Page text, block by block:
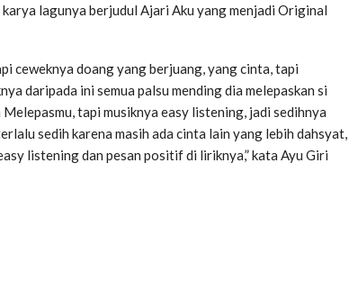
lagunya berjudul Ajari Aku yang menjadi Original
ceweknya doang yang berjuang, yang cinta, tapi
daripada ini semua palsu mending dia melepaskan si
tapi musiknya easy listening, jadi sedihnya
sedih karena masih ada cinta lain yang lebih dahsyat,
listening dan pesan positif di liriknya,” kata Ayu Giri